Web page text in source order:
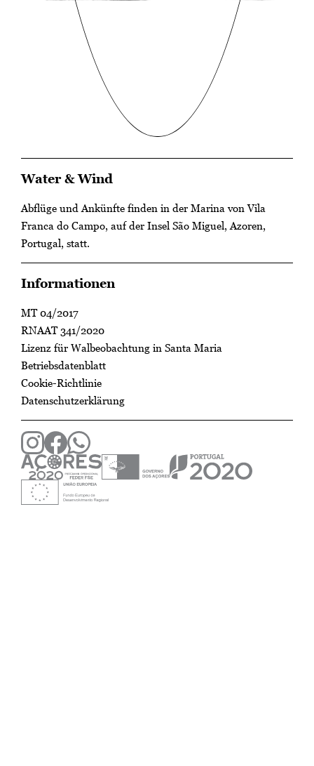
Water & Wind
Abflüge und Ankünfte finden in der Marina von Vila
Franca do Campo, auf der Insel São Miguel, Azoren,
Portugal, statt.
Informationen
MT 04/2017
RNAAT 341/2020
Lizenz für Walbeobachtung in Santa Maria
Betriebsdatenblatt
Cookie-Richtlinie
Datenschutzerklärung